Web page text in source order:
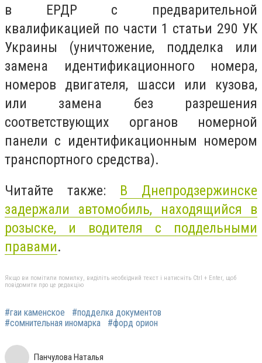
в ЕРДР с предварительной
квалификацией по части 1 статьи 290 УК
Украины (уничтожение, подделка или
замена идентификационного номера,
номеров двигателя, шасси или кузова,
или замена без разрешения
соответствующих органов номерной
панели с идентификационным номером
транспортного средства).
Читайте также: В Днепродзержинске
задержали автомобиль, находящийся в
розыске, и водителя с поддельными
правами.
Якщо ви помітили помилку, виділіть необхідний текст і натисніть Ctrl + Enter, щоб
повідомити про це редакцію
#гаи каменское
#подделка документов
#сомнительная иномарка
#форд орион
Панчулова Наталья